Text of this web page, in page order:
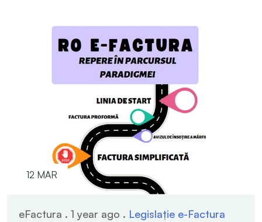
12 MAR
eFactura . 1 year ago . Legislație e-Factura